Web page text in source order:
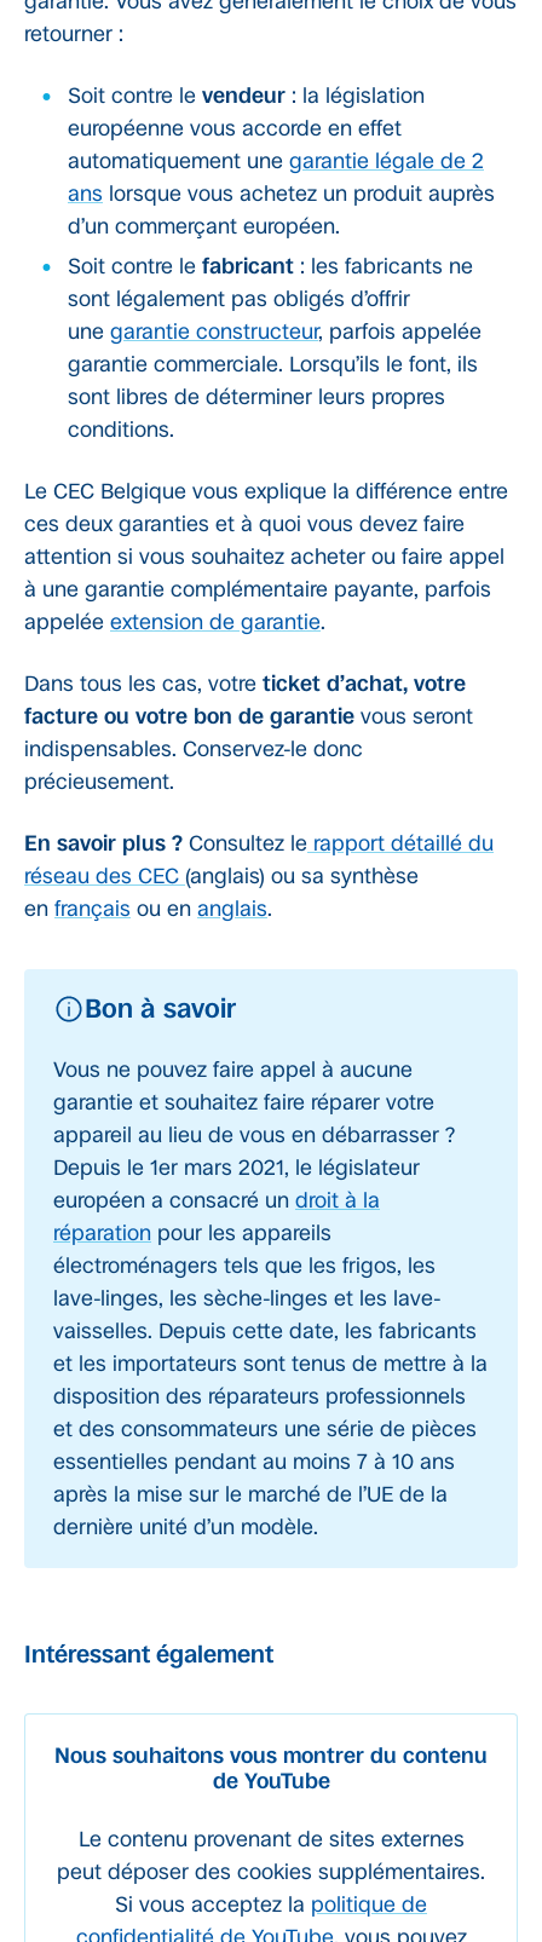
retourner :
Soit contre le vendeur : la législation
européenne vous accorde en effet
automatiquement une garantie légale de 2
ans lorsque vous achetez un produit auprès
d’un commerçant européen.
Soit contre le fabricant : les fabricants ne
sont légalement pas obligés d’offrir
une garantie constructeur, parfois appelée
garantie commerciale. Lorsqu’ils le font, ils
sont libres de déterminer leurs propres
conditions.
Le CEC Belgique vous explique la différence entre
ces deux garanties et à quoi vous devez faire
attention si vous souhaitez acheter ou faire appel
à une garantie complémentaire payante, parfois
appelée extension de garantie.
Dans tous les cas, votre ticket d’achat, votre
facture ou votre bon de garantie vous seront
indispensables. Conservez-le donc
précieusement.
En savoir plus ? Consultez le rapport détaillé du
réseau des CEC (anglais) ou sa synthèse
en français ou en anglais.
Bon à savoir
Vous ne pouvez faire appel à aucune
garantie et souhaitez faire réparer votre
appareil au lieu de vous en débarrasser ?
Depuis le 1er mars 2021, le législateur
européen a consacré un droit à la
réparation pour les appareils
électroménagers tels que les frigos, les
lave-linges, les sèche-linges et les lave-
vaisselles. Depuis cette date, les fabricants
et les importateurs sont tenus de mettre à la
disposition des réparateurs professionnels
et des consommateurs une série de pièces
essentielles pendant au moins 7 à 10 ans
après la mise sur le marché de l’UE de la
dernière unité d’un modèle.
Intéressant également
Nous souhaitons vous montrer du contenu
de YouTube
Le contenu provenant de sites externes
peut déposer des cookies supplémentaires.
Si vous acceptez la politique de
confidentialité de YouTube , vous pouvez